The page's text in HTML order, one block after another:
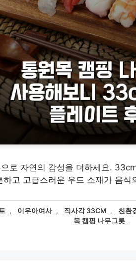
로 자연의 감성을 더하세요.
하고 고급스러운 우드 소재가 음식
, 이우아여사 , 직사각 33CM , 친환
목 캠핑 나무그릇